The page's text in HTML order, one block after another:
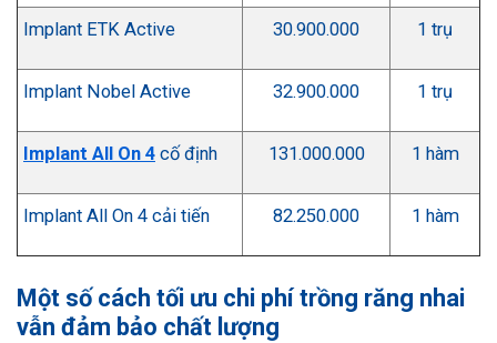
Implant ETK Active 30.900.000 1 trụ
Implant Nobel Active 32.900.000 1 trụ
Implant All On 4 cố định 131.000.000 1 hàm
Implant All On 4 cải tiến 82.250.000 1 hàm
Một số cách tối ưu chi phí trồng răng nhai
vẫn đảm bảo chất lượng